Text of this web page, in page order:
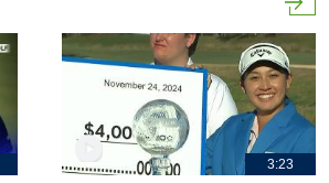
3:23